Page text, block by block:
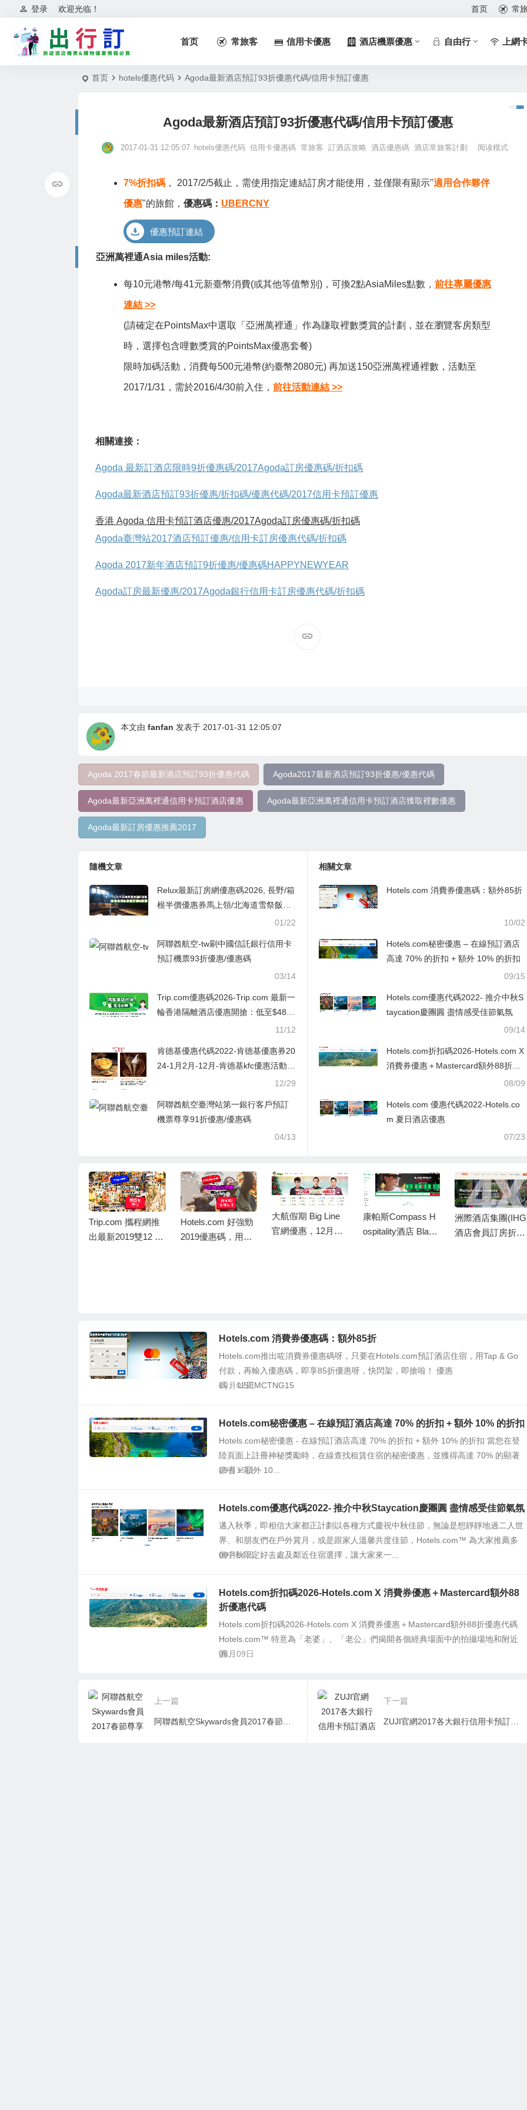
欢迎光临！
登录 首页 常
首页 常旅客 信用卡優惠 酒店機票優惠 自由行 上網
首页 hotels優惠代码 Agoda最新酒店預訂93折優惠代碼/信用卡預訂優惠
Agoda最新酒店預訂93折優惠代碼/信用卡預訂優惠
2017-01-31 12:05:07 hotels優惠代码 信用卡優惠碼 常旅客 訂酒店攻略 酒店優惠碼 酒店常旅客計劃 阅读模式
7%折扣碼 ， 2017/2/5截止，需使用指定連結訂房才能使用，並僅限有顯示"適用合作夥伴
優惠"的旅館， 優惠碼： UBERCNY
優惠預訂連結
亞洲萬裡通Asia miles活動:
每10元港幣/每41元新臺幣消費(或其他等值幣別)，可換2點AsiaMiles點數， 前往專屬優惠
連結 >>
(請確定在PointsMax中選取「亞洲萬裡通」作為賺取裡數獎賞的計劃，並在瀏覽客房類型
時，選擇包含哩數獎賞的PointsMax優惠套餐)
限時加碼活動，消費每500元港幣(約臺幣2080元) 再加送150亞洲萬裡通裡數，活動至
2017/1/31，需於2016/4/30前入住， 前往活動連結 >>
相關連接：
Agoda 最新訂酒店限時9折優惠碼/2017Agoda訂房優惠碼/折扣碼
Agoda最新酒店預訂93折優惠/折扣碼/優惠代碼/2017信用卡預訂優惠
香港 Agoda 信用卡預訂酒店優惠/2017Agoda訂房優惠碼/折扣碼
Agoda臺灣站2017酒店預訂優惠/信用卡訂房優惠代碼/折扣碼
Agoda 2017新年酒店預訂9折優惠/優惠碼HAPPYNEWYEAR
Agoda訂房最新優惠/2017Agoda銀行信用卡訂房優惠代碼/折扣碼
本文由 fanfan 发表于 2017-01-31 12:05:07
Agoda 2017春節最新酒店預訂93折優惠代碼 Agoda2017最新酒店預訂93折優惠/優惠代碼
Agoda最新亞洲萬裡通信用卡預訂酒店優惠 Agoda最新亞洲萬裡通信用卡預訂酒店獲取裡數優惠
Agoda最新訂房優惠推薦2017
隨機文章
Relux最新訂房網優惠碼2026, 長野/箱
根半價優惠券馬上領/北海道雪祭飯店.
01/22
阿聯酋航空-tw刷中國信託銀行信用卡
預訂機票93折優惠/優惠碼
03/14
Trip.com優惠碼2026-Trip.com 最新一
輪香港隔離酒店優惠開搶：低至$482
11/12
肯德基優惠代碼2022-肯德基優惠券20
24-1月2月-12月-肯德基kfc優惠活動
12/29
阿聯酋航空臺灣站第一銀行客戶預訂
機票尊享91折優惠/優惠碼
04/13
相關文章
Hotels.com 消費券優惠碼：額外85折
10/02
Hotels.com秘密優惠 – 在線預訂酒店
高達 70% 的折扣 + 額外 10% 的折扣
09/15
Hotels.com優惠代碼2022- 推介中秋S
taycation慶團圓 盡情感受佳節氣氛
09/14
Hotels.com折扣碼2026-Hotels.com X
消費券優惠＋Mastercard額外88折優
08/09
Hotels.com 優惠代碼2022-Hotels.co
m 夏日酒店優惠
07/23
Trip.com 攜程網推
出最新2019雙12 酒
Hotels.com 好強勁
2019優惠碼，用銀
大航假期 Big Line
官網優惠，12月逢
康帕斯Compass H
ospitality酒店 Black
洲際酒店集團(IHG)
酒店會員訂房折扣,
Hotels.com 消費券優惠碼：額外85折
Hotels.com推出咗消費券優惠碼呀，只要在Hotels.com預訂酒店住宿，用Tap & Go
付款，再輸入優惠碼，即享85折優惠呀，快閃架，即搶啦！ 優惠
碼： USEMCTNG15
10月02日
Hotels.com秘密優惠 – 在線預訂酒店高達 70% 的折扣 + 額外 10% 的折扣
Hotels.com秘密優惠 - 在線預訂酒店高達 70% 的折扣 + 額外 10% 的折扣 當您在登
陸頁面上註冊神秘獎勵時，在線查找租賃住宿的秘密優惠，並獲得高達 70% 的顯著
節省 + 額外 10...
09月15日
Hotels.com優惠代碼2022- 推介中秋Staycation慶團圓 盡情感受佳節氣氛
邁入秋季，即相信大家都正計劃以各種方式慶祝中秋佳節，無論是想靜靜地過二人世
界、和朋友們在戶外賞月，或是跟家人溫馨共度佳節，Hotels.com™ 為大家推薦多
個中秋限定好去處及鄰近住宿選擇，讓大家來一...
09月14日
Hotels.com折扣碼2026-Hotels.com X 消費券優惠＋Mastercard額外88
折優惠代碼
Hotels.com折扣碼2026-Hotels.com X 消費券優惠＋Mastercard額外88折優惠代碼
Hotels.com™ 特意為「老婆」、「老公」們揭開各個經典場面中的拍攝場地和附近
酒...
08月09日
上一篇 下一篇
ZUJI官網2017各大銀行信用卡預訂酒店優惠折扣分享